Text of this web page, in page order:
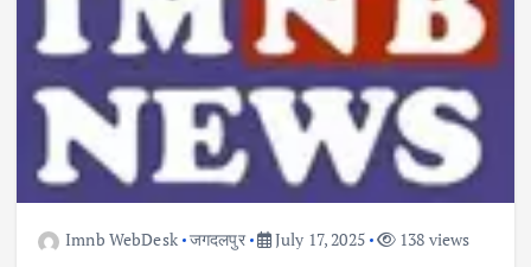
Imnb WebDesk जगदलपुर July 17, 2025 138 views